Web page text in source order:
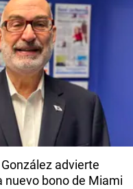
advierte
nuevo bono de Miami